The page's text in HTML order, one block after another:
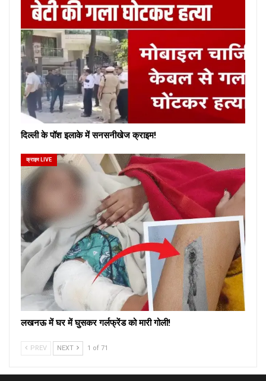
दिल्ली के पॉश इलाके में सनसनीखेज क्राइम!
क्राइम LIVE
लखनऊ में घर में घुसकर गर्लफ्रेंड को मारी गोली!
PREV NEXT 1 of 71